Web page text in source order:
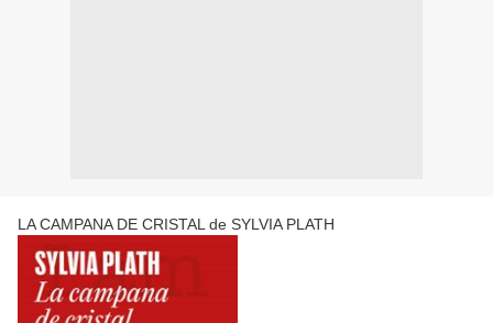
LA CAMPANA DE CRISTAL de SYLVIA PLATH